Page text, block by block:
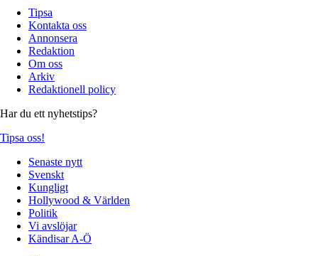
Tipsa
Kontakta oss
Annonsera
Redaktion
Om oss
Arkiv
Redaktionell policy
Har du ett nyhetstips?
Tipsa oss!
Senaste nytt
Svenskt
Kungligt
Hollywood & Världen
Politik
Vi avslöjar
Kändisar A-Ö